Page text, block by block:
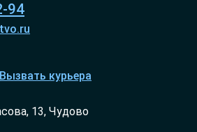
94
Вызвать курьера
13, Чудово